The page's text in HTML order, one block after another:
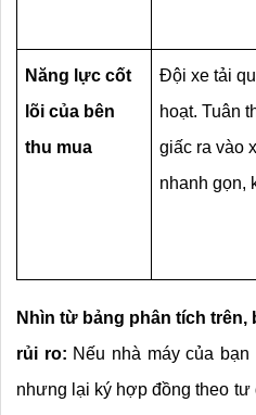
Năng lực cốt
lõi của bên
thu mua
Đội xe tải
hoạt. Tuân
giấc ra vào
nhanh gọn,
Nhìn từ bảng phân tích trên,
rủi ro: Nếu nhà máy của
nhưng lại ký hợp đồng theo